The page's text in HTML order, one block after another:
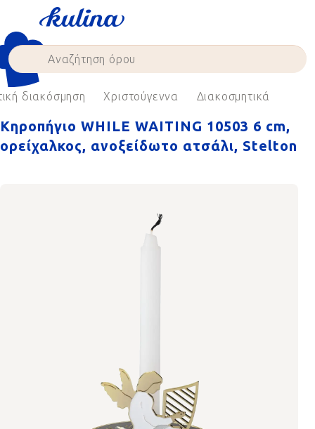
content
διακόσμηση Χριστούγεννα Διακοσμητικά
Κηροπήγιο WHILE WAITING 10503 6 cm,
ορείχαλκος, ανοξείδωτο ατσάλι, Stelton